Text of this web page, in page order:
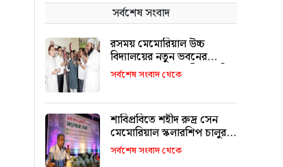
সর্বশেষ সংবাদ
রসময় মেমোরিয়াল উচ্চ
বিদ্যালয়ের নতুন ভবনের
উদ্বোধন করলেন মন্ত্রী মুক্তাদির
সর্বশেষ সংবাদ থেকে
শাবিপ্রবিতে শহীদ রুদ্র সেন
মেমোরিয়াল স্কলারশিপ চালুর
ঘোষণা
সর্বশেষ সংবাদ থেকে